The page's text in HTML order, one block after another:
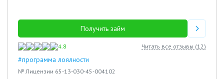
Получить займ
4.8 Читать все отзывы (12)
#программа лоялности
№ Лицензии 65-13-030-45-004102